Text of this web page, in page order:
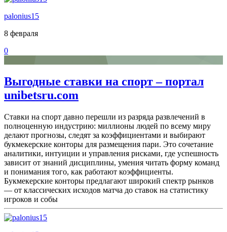
palonius15
8 февраля
0
Выгодные ставки на спорт – портал
unibetsru.com
Ставки на спорт давно перешли из разряда развлечений в
полноценную индустрию: миллионы людей по всему миру
делают прогнозы, следят за коэффициентами и выбирают
букмекерские конторы для размещения пари. Это сочетание
аналитики, интуиции и управления рисками, где успешность
зависит от знаний дисциплины, умения читать форму команд
и понимания того, как работают коэффициенты.
Букмекерские конторы предлагают широкий спектр рынков
— от классических исходов матча до ставок на статистику
игроков и собы